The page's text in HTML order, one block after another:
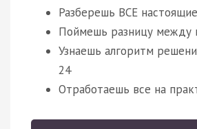
Разберешь ВСЕ
Поймешь разницу между
Узнаешь алгоритм
24
Отработаешь все на